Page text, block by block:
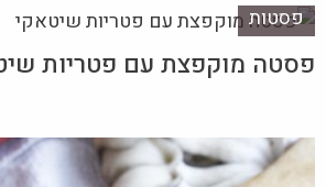
פסטות
פסטה מוקפצת עם פטריות